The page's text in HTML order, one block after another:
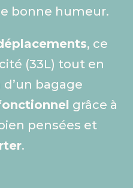
bonne humeur.
, ce
(33L) tout en
bagage
grâce à
pensées et
.